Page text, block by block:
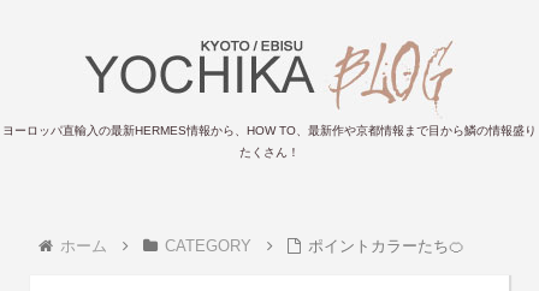
ヨーロッパ直輸入の最新HERMES情報から、HOW TO、最新作や京都情報まで目から鱗の情報盛り
たくさん！
ホーム CATEGORY ポイントカラーたち🍊